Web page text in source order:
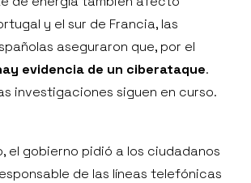
y el sur de Francia, las
aseguraron que, por el
evidencia de un ciberataque.
investigaciones siguen en curso.
el gobierno pidió a los ciudadanos
de las líneas telefónicas